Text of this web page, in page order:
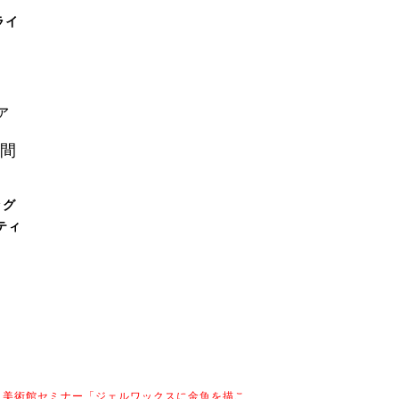
イ
グ
ィ
術館セミナー「ジェルワックスに金魚を描こ